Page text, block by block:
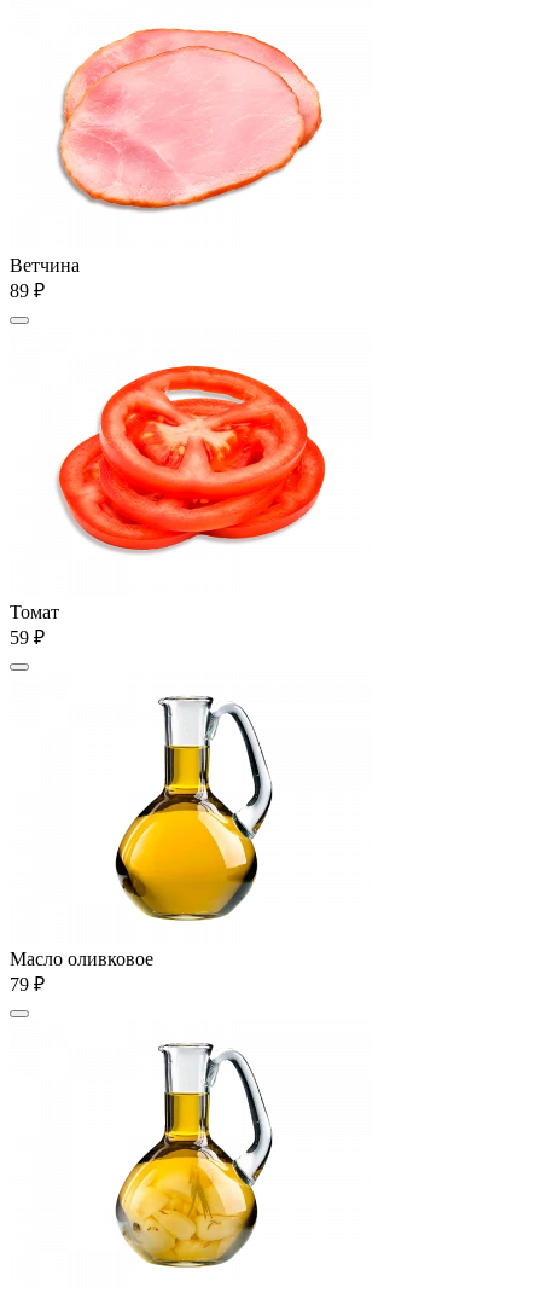
Ветчина
89 ₽
Томат
59 ₽
Масло оливковое
79 ₽